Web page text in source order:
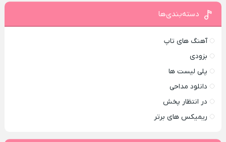
دسته‌بندی‌ها
آهنگ های تاپ
بزودی
پلی لیست ها
دانلود مداحی
در انتظار پخش
ریمیکس های برتر